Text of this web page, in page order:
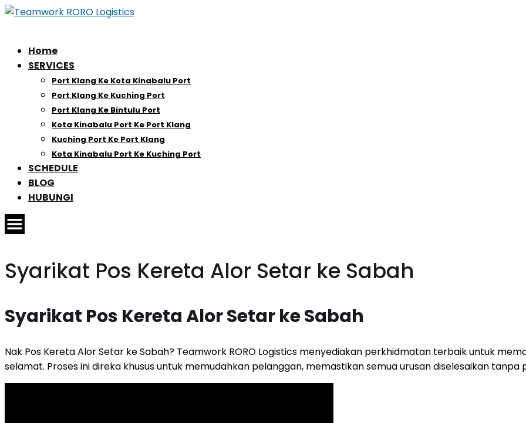
Home
SERVICES
Port Klang Ke Kota Kinabalu Port
Port Klang Ke Kuching Port
Port Klang Ke Bintulu Port
Kota Kinabalu Port Ke Port Klang
Kuching Port Ke Port Klang
Kota Kinabalu Port Ke Kuching Port
SCHEDULE
BLOG
HUBUNGI
Syarikat Pos Kereta Alor Setar ke Sabah
Syarikat Pos Kereta Alor Setar ke Sabah
Nak Pos Kereta Alor Setar ke Sabah? Teamwork RORO Logistics menyediakan perkhidmatan terbaik untuk
selamat. Proses ini direka khusus untuk memudahkan pelanggan, memastikan semua urusan diselesaikan tanpa